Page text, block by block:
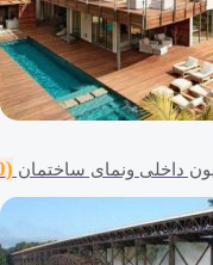
داخلی ونمای ساختمان (140)